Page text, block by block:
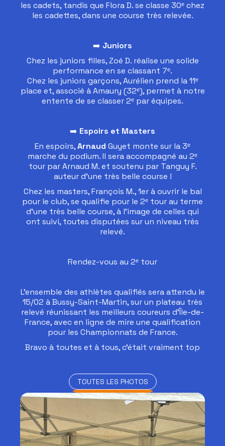
les cadets, tandis que Flora D. se classe 30ᵉ chez
les cadettes, dans une course très relevée.
➡️ Juniors
Chez les juniors filles, Zoé D. réalise une solide
performance en se classant 7ᵉ.
Chez les juniors garçons, Aurélien prend la 11ᵉ
place et, associé à Amaury (32ᵉ), permet à notre
entente de se classer 2ᵉ par équipes.
➡️ Espoirs et Masters
En espoirs,Arnaud Guyet monte sur la 3ᵉ
marche du podium. Il sera accompagné au 2ᵉ
tour par Arnaud M. et soutenu par Tanguy F.
auteur d’une très belle course !
Chez les masters, François M., 1er à ouvrir le bal
pour le club, se qualifie pour le 2ᵉ tour au terme
d’une très belle course, à l’image de celles qui
ont suivi, toutes disputées sur un niveau très
relevé.
Rendez-vous au 2ᵉ tour
L’ensemble des athlètes qualifiés sera attendu le
15/02 à Bussy-Saint-Martin, sur un plateau très
relevé réunissant les meilleurs coureurs d’Île-de-
France, avec en ligne de mire une qualification
pour les Championnats de France.
Bravo à toutes et à tous, c’était vraiment top
TOUTES LES PHOTOS
TOUTES LES PHOTOS